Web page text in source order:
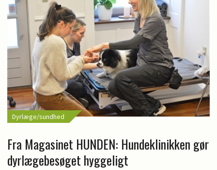
Dyrlæge/sundhed
Fra Magasinet HUNDEN: Hundeklinikken gør
dyrlægebesøget hyggeligt